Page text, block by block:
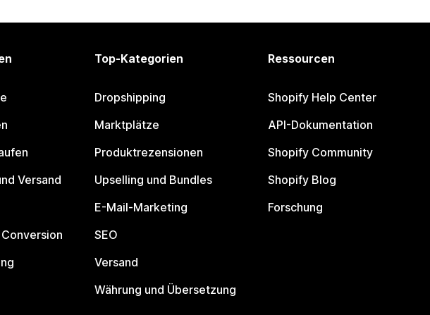
Versand
Top-Kategorien
Dropshipping
Marktplätze
Produktrezensionen
Upselling und Bundles
E-Mail-Marketing
SEO
Versand
Währung und Übersetzung
Ressourcen
Shopify Help Center
API-Dokumentation
Shopify Community
Shopify Blog
Forschung